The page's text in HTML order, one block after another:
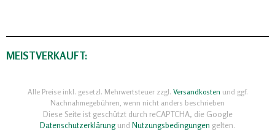
MEISTVERKAUFT:
Alle Preise inkl. gesetzl. Mehrwertsteuer zzgl. Versandkosten und ggf.
Nachnahmegebühren, wenn nicht anders beschrieben
Diese Seite ist geschützt durch reCAPTCHA, die Google
Datenschutzerklärungund Nutzungsbedingungen gelten.